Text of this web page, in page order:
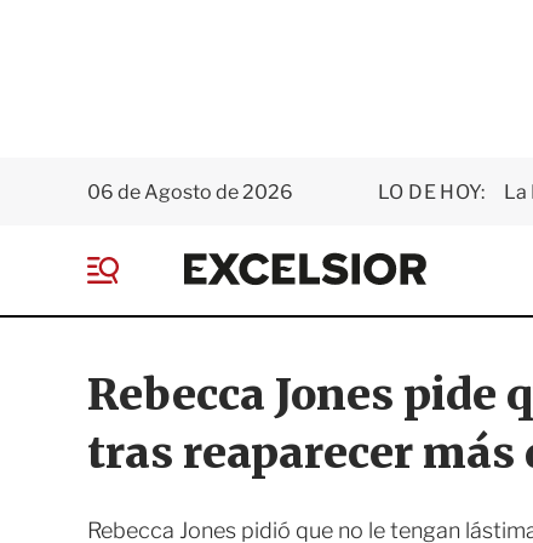
06 de Agosto de 2026 LO DE HOY: La
E
x
e
i
o
r
e
Rebecca Jones
tras reaparecer más
Rebecca Jones pidió que no le tengan